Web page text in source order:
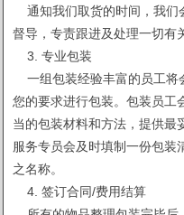
通知我们取货的时间，我们
督导，专责跟进及处理一切有
3. 专业包装
一组包装经验丰富的员工将
您的要求进行包装。包装员工
当的包装材料和方法，提供最
服务专员会及时填制一份包装
之名称。
4. 签订合同/费用结算